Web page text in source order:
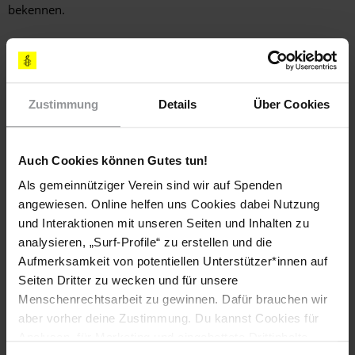
Zustimmung Details Über Cookies
Auch Cookies können Gutes tun!
Als gemeinnütziger Verein sind wir auf Spenden
angewiesen. Online helfen uns Cookies dabei Nutzung
und Interaktionen mit unseren Seiten und Inhalten zu
analysieren, „Surf-Profile“ zu erstellen und die
Aufmerksamkeit von potentiellen Unterstützer*innen auf
Seiten Dritter zu wecken und für unsere
Menschenrechtsarbeit zu gewinnen. Dafür brauchen wir
aber vorher deine Zustimmung. Du kannst Cookies für
bekennen.
Artikel 19 (Meinungs- und Informationsfreiheit)
Jeder Mensch hat das Recht auf Meinungsfreiheit und freie
Meinungsäußerung; dieses Recht schließt die Freiheit ein,
Meinungen ungehindert anzuhängen sowie über Medien
Gedankengut zu suchen, zu empfangen und zu verbreiten.
Artikel 20 (Versammlungs- und
Vereinigungsfreiheit)
Alle Menschen haben das Recht, sich friedlich zu
versammeln und zu Vereinigungen
zusammenzuschließen.
Niemand darf gezwungen werden, einer Vereinigung